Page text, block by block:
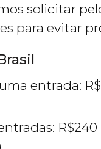
solicitar
para evitar
entrada: R$
R$240